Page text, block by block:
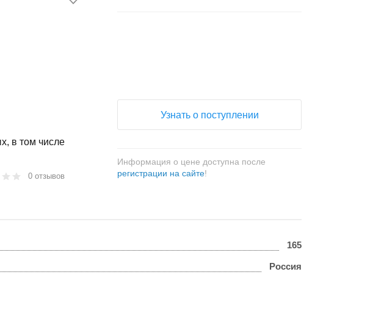
в том числе
0 отзывов
Узнать о поступлении
Информация о цене доступна после
регистрации на сайте!
165
Россия